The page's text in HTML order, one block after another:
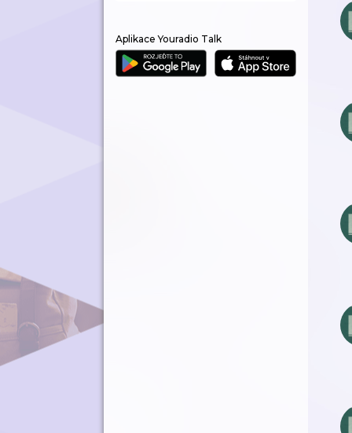
Aplikace Youradio Talk